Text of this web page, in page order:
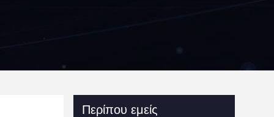
Περίπου εμείς